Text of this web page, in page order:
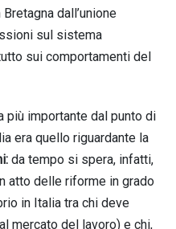
dall’unione
sul sistema
sui comportamenti del
più importante dal punto di
era quello riguardante la
da tempo si spera, infatti,
atto delle riforme in grado
in Italia tra chi deve
mercato del lavoro) e chi,